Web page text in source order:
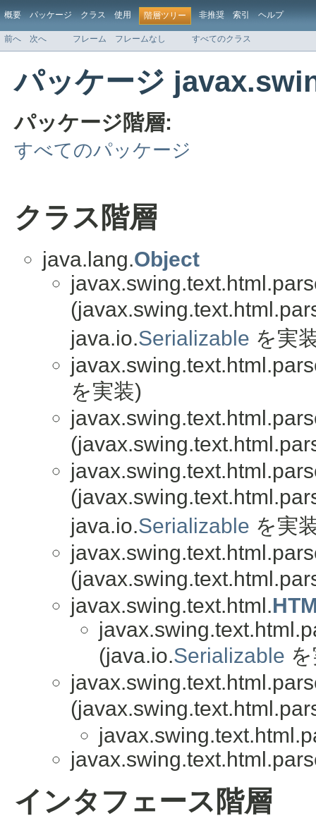
概要 パッケージ クラス 使用 階層ツリー 非推奨 索引 ヘルプ
前へ 次へ フレーム フレームなし すべてのクラス
パッケージ
パッケージ階層:
すべてのパッケージ
クラス階層
java.lang.Object
java.io.Serializable を実
を実装)
java.io.Serializable を実
javax.swing.text.html.
(java.io.Serializable
インタフェース階層